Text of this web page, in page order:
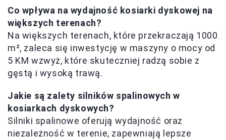
Co wpływa na wydajność kosiarki dyskowej na
większych terenach?
Na większych terenach, które przekraczają 1000
m², zaleca się inwestycję w maszyny o mocy od
5 KM wzwyż, które skuteczniej radzą sobie z
gęstą i wysoką trawą.
Jakie są zalety silników spalinowych w
kosiarkach dyskowych?
Silniki spalinowe oferują wydajność oraz
niezależność w terenie, zapewniają lepsze